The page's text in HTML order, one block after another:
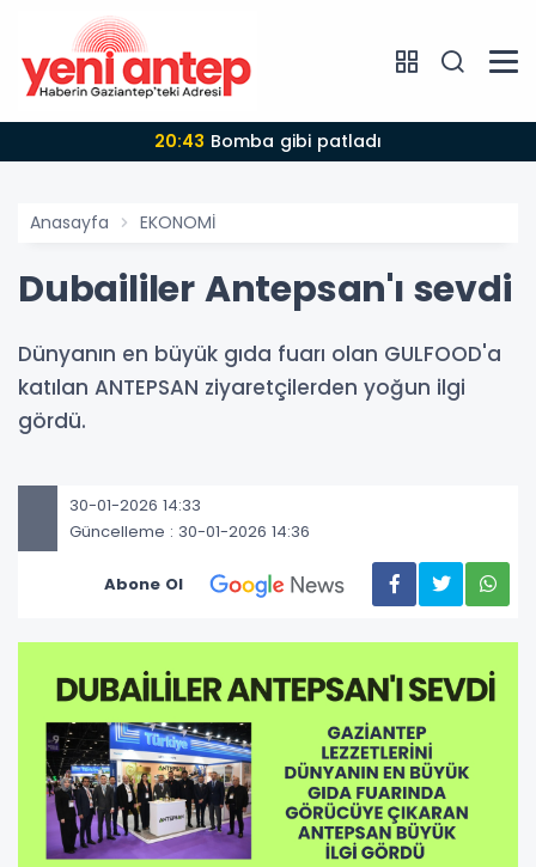
20:43 Bomba gibi patladı
Anasayfa EKONOMİ
Dubaililer Antepsan'ı sevdi
Dünyanın en büyük gıda fuarı olan GULFOOD'a
katılan ANTEPSAN ziyaretçilerden yoğun ilgi
gördü.
30-01-2026 14:33
Güncelleme : 30-01-2026 14:36
Abone Ol